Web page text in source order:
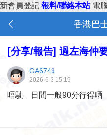
新會員登記 報料/聯絡本站 電
香港巴
[分享/報告] 過左海仲
GA6749
2026-6-3 15:19
唔駛，日間一般90分行得哂